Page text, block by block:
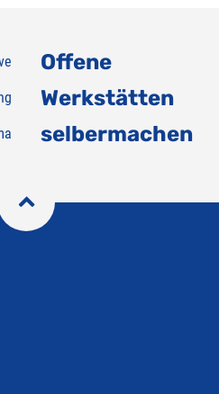
Offene
Werkstätten
selbermachen
